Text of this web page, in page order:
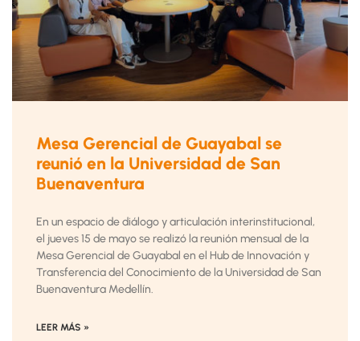
Mesa Gerencial de Guayabal se
reunió en la Universidad de San
Buenaventura
En un espacio de diálogo y articulación interinstitucional,
el jueves 15 de mayo se realizó la reunión mensual de la
Mesa Gerencial de Guayabal en el Hub de Innovación y
Transferencia del Conocimiento de la Universidad de San
Buenaventura Medellín.
LEER MÁS »